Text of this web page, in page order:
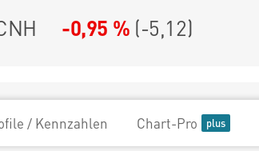
-0,95 % (-5,12)
/ Kennzahlen Chart-Pro